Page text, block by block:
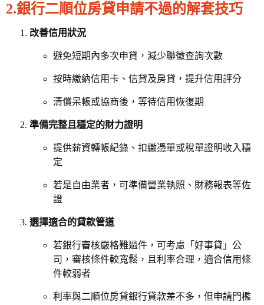
2.銀行二順位房貸申請不過的解套技巧
改善信用狀況
避免短期內多次申貸，減少聯徵查詢次數
按時繳納信用卡、信貸及房貸，提升信用評分
清償呆帳或協商後，等待信用恢復期
準備完整且穩定的財力證明
提供薪資轉帳紀錄、扣繳憑單或稅單證明收入穩
定
若是自由業者，可準備營業執照、財務報表等佐
證
選擇適合的貸款管道
若銀行審核嚴格難過件，可考慮「好事貸」公
司，審核條件較寬鬆，且利率合理，適合信用條
件較弱者
利率與二順位房貸銀行貸款差不多，但申請門檻